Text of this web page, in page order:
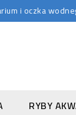
i oczka
RYBY